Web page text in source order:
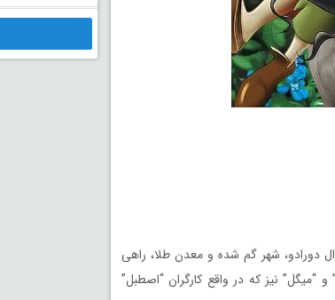
دورادو، شهر گم شده و معدن طلا، راهی
نیز که در واقع کارگران “اصطبل”